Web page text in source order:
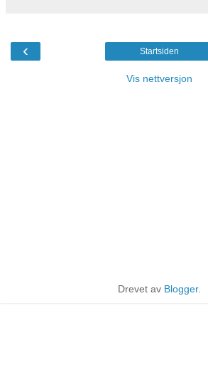
‹ Startsiden
Vis nettversjon
Drevet av Blogger.